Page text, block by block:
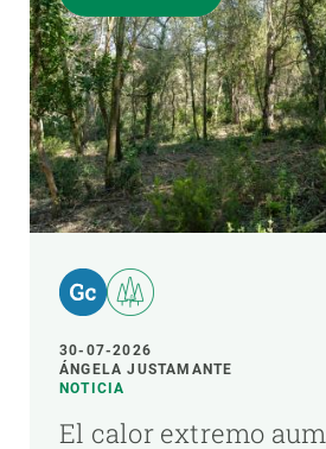
30-07-2026
ÁNGELA JUSTAMANTE
NOTICIA
El calor extremo